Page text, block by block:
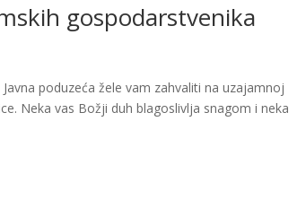
gospodarstvenika
poduzeća žele vam zahvaliti na uzajamnoj
Neka vas Božji duh blagoslivlja snagom i neka